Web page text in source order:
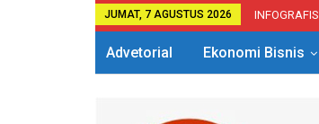
JUMAT, 7 AGUSTUS 2026 INFOGRAFIS
Advetorial Ekonomi Bisnis